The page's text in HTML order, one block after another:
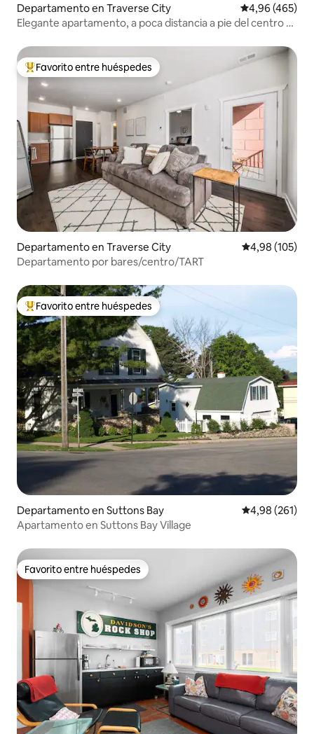
Departamento en Traverse City Calificación
4,96 (465)
Elegante apartamento, a poca distancia a pie del centro y
Favorito entre los huéspedes más destacados
Favorito entre huéspedes
Departamento en Traverse City Calificación
4,98 (105)
Departamento por bares/centro/TART
Favorito entre los huéspedes más destacados
Favorito entre huéspedes
Departamento en Suttons Bay Calificación
4,98 (261)
Apartamento en Suttons Bay Village
Favorito entre huéspedes
Favorito entre huéspedes